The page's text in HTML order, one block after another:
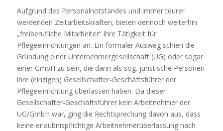
Aufgrund des Personalnotstandes und immer teurer
werdenden Zeitarbeitskräften, bieten dennoch weiterhin
„freiberufliche Mitarbeiter“ ihre Tätigkeit für
Pflegeeinrichtungen an. Ein formaler Ausweg schien die
Gründung einer Unternehmergesellschaft (UG) oder sogar
einer GmbH zu sein, die dann als sog. juristische Personen
ihre (einzigen) Gesellschafter-Geschäftsführer der
Pflegeeinrichtung überlassen haben. Da dieser
Gesellschafter-Geschäftsführer kein Arbeitnehmer der
UG/GmbH war, ging die Rechtsprechung davon aus, dass
keine erlaubnispflichtige Arbeitnehmerüberlassung nach